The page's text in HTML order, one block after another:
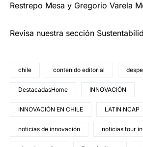
Restrepo Mesa y Gregorio Varela
Revisa nuestra sección
chile contenido editorial
DestacadasHome INNOVACIÓN
INNOVACIÓN EN CHILE LATIN NCAP
noticias de innovación noticias tour